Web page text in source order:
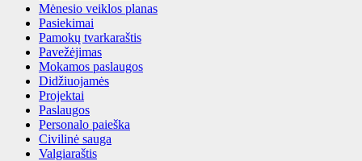
Mėnesio veiklos planas
Pasiekimai
Pamokų tvarkaraštis
Pavežėjimas
Mokamos paslaugos
Didžiuojamės
Projektai
Paslaugos
Personalo paieška
Civilinė sauga
Valgiaraštis